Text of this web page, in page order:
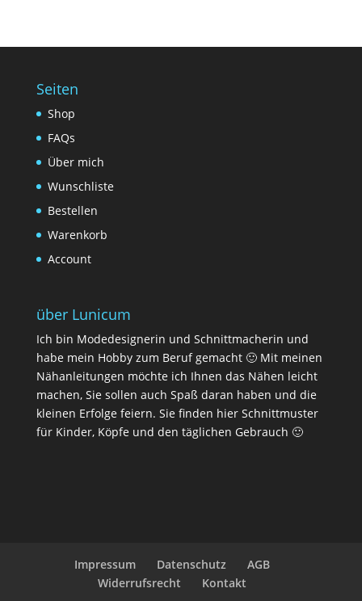
Seiten
Shop
FAQs
Über mich
Wunschliste
Bestellen
Warenkorb
Account
über Lunicum
Ich bin Modedesignerin und Schnittmacherin und
habe mein Hobby zum Beruf gemacht 🙂 Mit meinen
Nähanleitungen möchte ich Ihnen das Nähen leicht
machen, Sie sollen auch Spaß daran haben und die
kleinen Erfolge feiern. Sie finden hier Schnittmuster
für Kinder, Köpfe und den täglichen Gebrauch 🙂
Impressum Datenschutz
AGB
Widerrufsrecht
Kontakt